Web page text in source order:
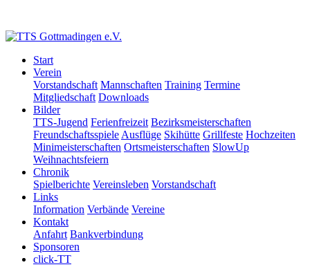
Start
Verein
Vorstandschaft Mannschaften Training Termine
Mitgliedschaft Downloads
Bilder
TTS-Jugend Ferienfreizeit Bezirksmeisterschaften
Freundschaftsspiele Ausflüge Skihütte Grillfeste Hochzeiten
Minimeisterschaften Ortsmeisterschaften SlowUp
Weihnachtsfeiern
Chronik
Spielberichte Vereinsleben Vorstandschaft
Links
Information Verbände Vereine
Kontakt
Anfahrt Bankverbindung
Sponsoren
click-TT